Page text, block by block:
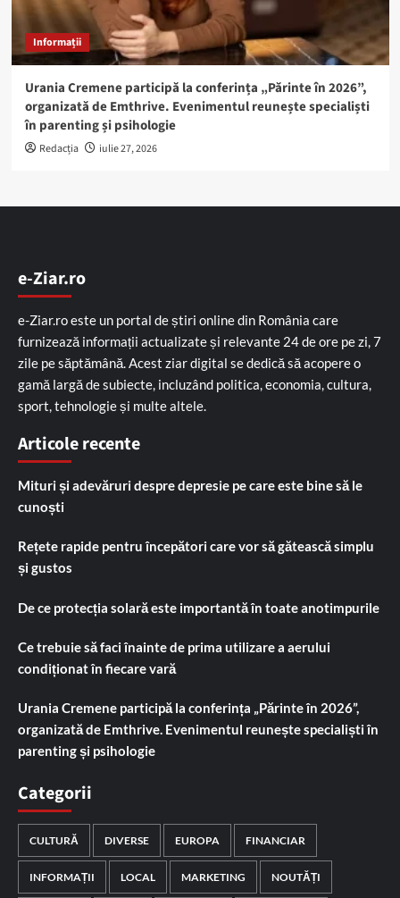
Informații
Urania Cremene participă la conferința „Părinte în 2026”,
organizată de Emthrive. Evenimentul reunește specialiști
în parenting și psihologie
Redacția iulie 27, 2026
e-Ziar.ro
e-Ziar.ro este un portal de știri online din România care
furnizează informații actualizate și relevante 24 de ore pe zi, 7
zile pe săptămână. Acest ziar digital se dedică să acopere o
gamă largă de subiecte, incluzând politica, economia, cultura,
sport, tehnologie și multe altele.
Articole recente
Mituri și adevăruri despre depresie pe care este bine să le
cunoști
Rețete rapide pentru începători care vor să gătească simplu
și gustos
De ce protecția solară este importantă în toate anotimpurile
Ce trebuie să faci înainte de prima utilizare a aerului
condiționat în fiecare vară
Urania Cremene participă la conferința „Părinte în 2026”,
organizată de Emthrive. Evenimentul reunește specialiști în
parenting și psihologie
Categorii
CULTURĂ DIVERSE EUROPA FINANCIAR
INFORMAȚII LOCAL MARKETING NOUTĂȚI